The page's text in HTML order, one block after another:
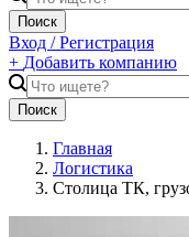
Поиск
Вход / Регистрация
+ Добавить компанию
Поиск
Главная
Логистика
Столица ТК,